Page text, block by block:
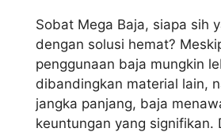
Sobat Mega Baja, siapa sih
dengan solusi hemat?
penggunaan baja mungkin
dibandingkan material lain,
jangka panjang, baja
keuntungan yang signifikan.